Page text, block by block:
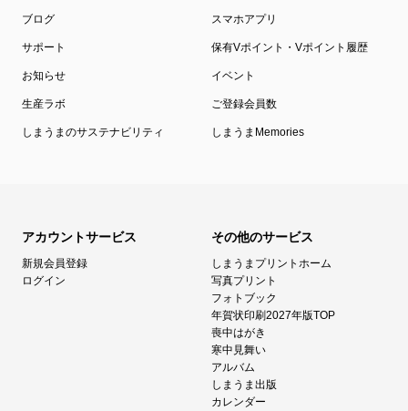
ブログ スマホアプリ
サポート 保有Vポイント・Vポイント履歴
お知らせ イベント
生産ラボ ご登録会員数
しまうまのサステナビリティ しまうまMemories
アカウントサービス
新規会員登録
ログイン
その他のサービス
しまうまプリントホーム
写真プリント
フォトブック
年賀状印刷2027年版TOP
喪中はがき
寒中見舞い
アルバム
しまうま出版
カレンダー